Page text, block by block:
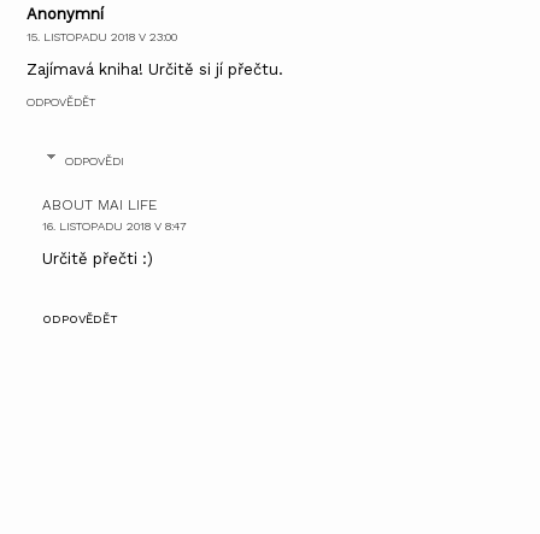
Anonymní
15. LISTOPADU 2018 V 23:00
Zajímavá kniha! Určitě si jí přečtu.
ODPOVĚDĚT
ODPOVĚDI
ABOUT MAI LIFE
16. LISTOPADU 2018 V 8:47
Určitě přečti :)
ODPOVĚDĚT